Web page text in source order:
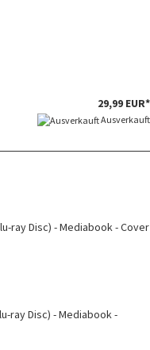
29,99 EUR*
Ausverkauft
ray Disc) - Mediabook -